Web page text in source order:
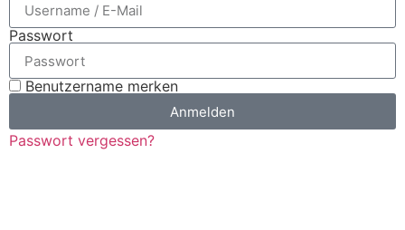
Passwort
Benutzername merken
Anmelden
Passwort vergessen?